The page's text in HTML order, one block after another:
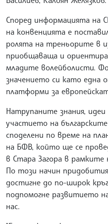
Според информацията на
на конвенцията е
ролята на треньорите в
приобщаваща и
младите волейболисти.
значението си като една
платформи за
Натрупаните знания,
участието на
споделени по време на
на БФВ, който ще се
в Стара Загора в
По този начин
достигне до по-широк
подпомогне развитието
нас.